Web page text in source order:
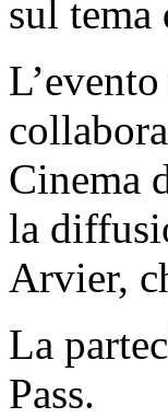
sul
Cinema
la
Arvier,
La
Pass.